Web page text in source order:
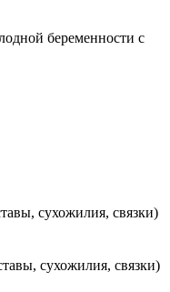
беременности с
сухожилия, связки)
сухожилия, связки)